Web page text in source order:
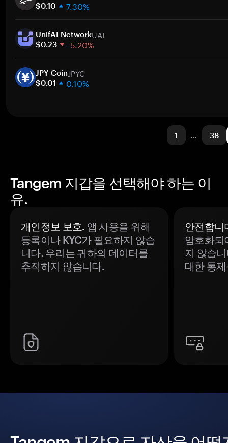
시가총액$0.10 7.30%
30일
시가총액
UnifAI NetworkUAI
$0.23 -5.20%
30일
시가총액
JPY CoinJPYC
$0.01 0.10%
1 … 38
Tangem 지갑을 선택해야 하는 이
유.
개인정보 보호. 앱 사용을 위해
등록이나 KYC가 필요하지 않습
니다. 우리는 귀하의 데이터를
추적하지 않습니다.
안전합니
암호화되
지 않습
대한 통